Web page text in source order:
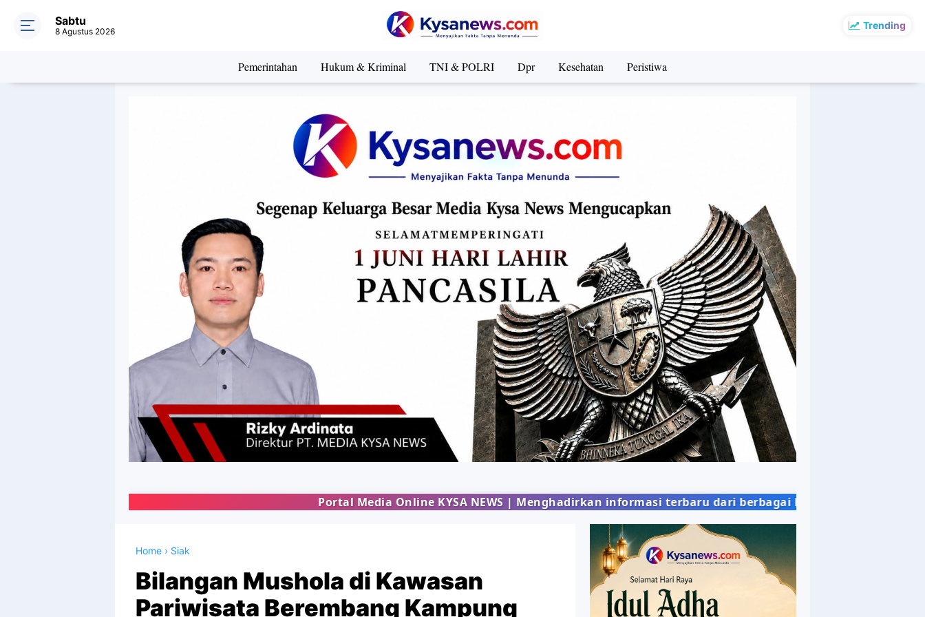
Trending
Sabtu
8 Agustus 2026
Pemerintahan Hukum & Kriminal TNI & POLRI Dpr Kesehatan Peristiwa
Portal Media Online KYSA NEWS | Menghadirkan informasi terbaru dari berbagai bidang kehidupan masyarakat dengan
Home › Siak
Bilangan Mushola di Kawasan
Pariwisata Berembang Kampung